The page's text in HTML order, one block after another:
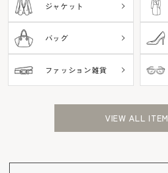
ジャケット
バッグ
ファッション雑貨
VIEW ALL ITEM